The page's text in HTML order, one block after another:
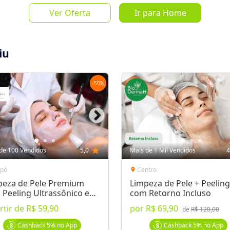
Ver Oferta Ir para Home
Salvar Oferta favorite_border
Inscrever-se
R$39,90!
-50%
100 Vendidos 5,0 star
de Pele Premium
Peeling Ultrassônico e
de R$ 59,90
Cashback5%no App
Mais de 1 Mil Vendidos
location_on Centro
Limpeza de Pele + Peeling
com Retorno Incluso
por R$ 69,90 deR$ 120,00
Cashback5%no App